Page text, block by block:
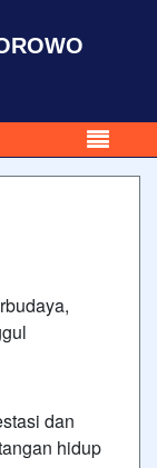
dan
hidup